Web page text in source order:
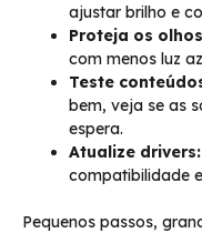
ajustar brilho e
Proteja os
com menos luz
Teste
bem, veja se as
espera.
Atualize drivers:
compatibilidade
Pequenos passos,